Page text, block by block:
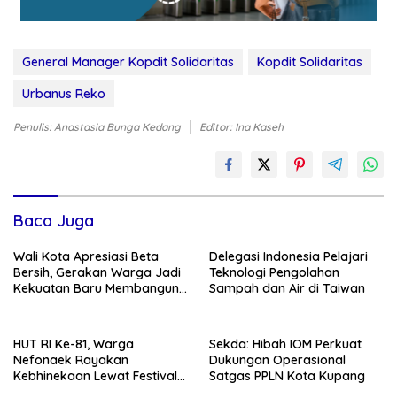
General Manager Kopdit Solidaritas
Kopdit Solidaritas
Urbanus Reko
Penulis: Anastasia Bunga Kedang Editor: Ina Kaseh
Baca Juga
Wali Kota Apresiasi Beta
Bersih, Gerakan Warga Jadi
Kekuatan Baru Membangun
Delegasi Indonesia Pelajari
Teknologi Pengolahan
Sampah dan Air di Taiwan
HUT RI Ke-81, Warga
Nefonaek Rayakan
Kebhinekaan Lewat Festival
Sekda: Hibah IOM Perkuat
Dukungan Operasional
Satgas PPLN Kota Kupang